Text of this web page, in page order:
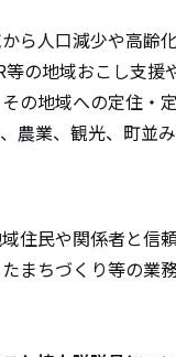
ら人口減少や高齢
の地域おこし支
の地域への定住
農業、観光、町並
住民や関係者と信
まちづくり等の業務